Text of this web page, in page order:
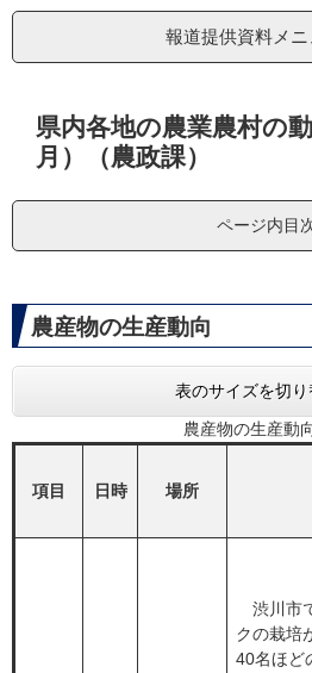
報道提供資料メニ
県内各地の農業農村の
月）（農政課）
ページ内目
農産物の生産動向​​​​
表のサイズを切り
農産物の生産動
項目 日時 場所
渋川市
クの栽培
40名ほど